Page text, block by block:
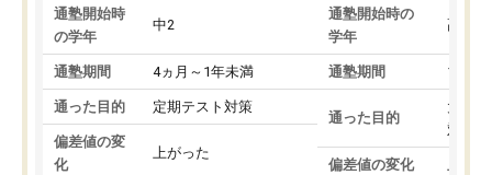
通塾開始時
の学年
中2
通塾期間 4ヵ月～1年未満
通った目的 定期テスト対策
偏差値の変
化
上がった
通塾開始時の
学年
高3
通塾期間 1～3
通った目的
大学
対策
偏差値の変化 上が